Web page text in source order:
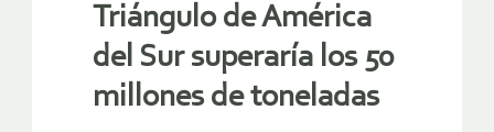
Triángulo de América
del Sur superaría los 50
millones de toneladas